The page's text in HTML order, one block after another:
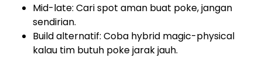
Mid-late: Cari spot aman buat poke, jangan
sendirian.
Build alternatif: Coba hybrid magic-physical
kalau tim butuh poke jarak jauh.